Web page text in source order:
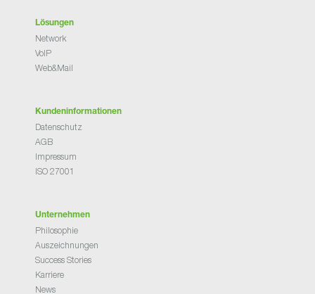
Lösungen
Network
VoIP
Web&Mail
Kundeninformationen
Datenschutz
AGB
Impressum
ISO 27001
Unternehmen
Philosophie
Auszeichnungen
Success Stories
Karriere
News